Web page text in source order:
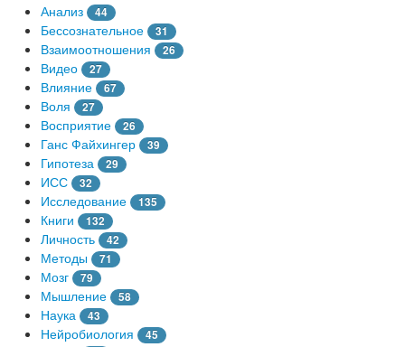
Анализ 44
Бессознательное 31
Взаимоотношения 26
Видео 27
Влияние 67
Воля 27
Восприятие 26
Ганс Файхингер 39
Гипотеза 29
ИСС 32
Исследование 135
Книги 132
Личность 42
Методы 71
Мозг 79
Мышление 58
Наука 43
Нейробиология 45